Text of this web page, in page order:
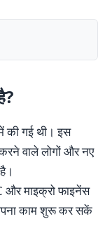
की गई थी। इस
करने वाले लोगों और नए
और माइक्रो फाइनेंस
काम शुरू कर सकें